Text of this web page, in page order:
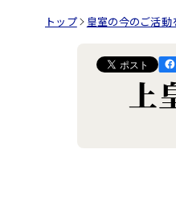
トップ 皇室の今のご活動